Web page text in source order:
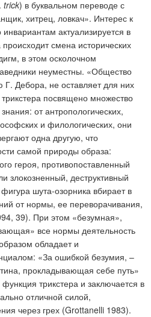
trick) в буквальном переводе с
хитрец, ловкач». Интерес к
инвариантам актуализируется в
смена исторических
в этом осколочном
неуместны. «Общество
Г. Дебора, не оставляет для них
посвящено множество
от антропологических,
и филологических, они
одна другую, что
самой природы образа:
героя, противопоставленный
злокозненный, деструктивный
шута-озорника вбирает в
от нормы, ее переворачивания,
39). При этом «безумная»,
все нормы деятельность
обладает и
«За ошибкой безумия, –
прокладывающая себе путь»
трикстера и заключается в
отличной силой,
через грех (Grottanelli 1983).